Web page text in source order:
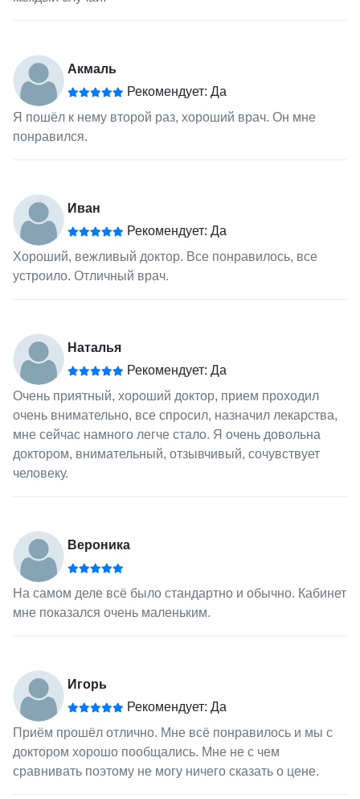
Акмаль
Рекомендует: Да
Я пошёл к нему второй раз, хороший врач. Он мне
понравился.
Иван
Рекомендует: Да
Хороший, вежливый доктор. Все понравилось, все
устроило. Отличный врач.
Наталья
Рекомендует: Да
Очень приятный, хороший доктор, прием проходил
очень внимательно, все спросил, назначил лекарства,
мне сейчас намного легче стало. Я очень довольна
доктором, внимательный, отзывчивый, сочувствует
человеку.
Вероника
На самом деле всё было стандартно и обычно. Кабинет
мне показался очень маленьким.
Игорь
Рекомендует: Да
Приём прошёл отлично. Мне всё понравилось и мы с
доктором хорошо пообщались. Мне не с чем
сравнивать поэтому не могу ничего сказать о цене.